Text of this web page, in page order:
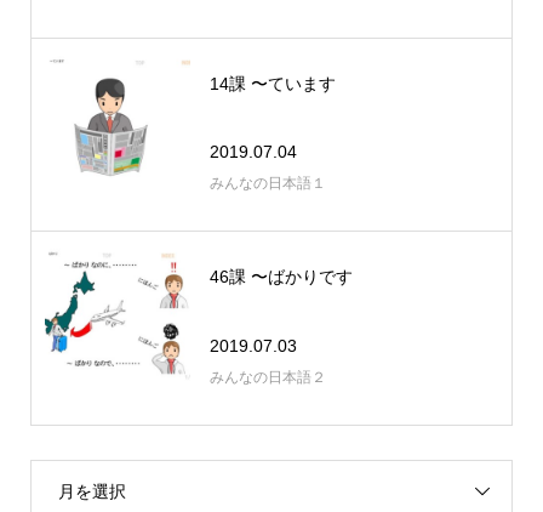
14課 〜ています
2019.07.04
みんなの日本語１
46課 〜ばかりです
2019.07.03
みんなの日本語２
月を選択